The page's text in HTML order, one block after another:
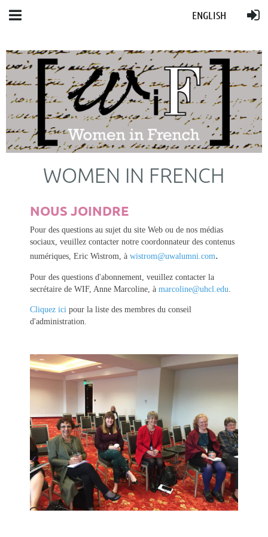
ENGLISH
WOMEN IN FRENCH
NOUS JOINDRE
Pour des questions au sujet du site Web ou de nos médias
sociaux, veuillez contacter notre coordonnateur des contenus
numériques, Eric Wistrom, à wistrom@uwalumni.com.
Pour des questions d'abonnement, veuillez contacter la
secrétaire de WIF, Anne Marcoline, à marcoline@uhcl.edu.
Cliquez ici pour la liste des membres du conseil
d'administration.